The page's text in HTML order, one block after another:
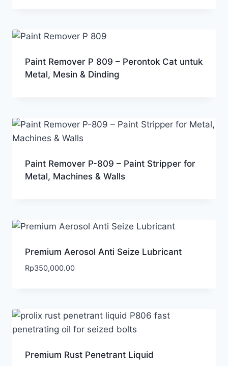
Paint Remover P 809 – Perontok Cat untuk
Metal, Mesin & Dinding
Paint Remover P-809 – Paint Stripper for
Metal, Machines & Walls
Premium Aerosol Anti Seize Lubricant
Rp350,000.00
Premium Rust Penetrant Liquid